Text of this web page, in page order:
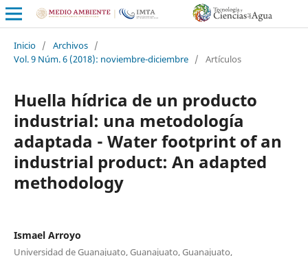
Inicio / Archivos /
Vol. 9 Núm. 6 (2018): noviembre-diciembre / Artículos
Huella hídrica de un producto
industrial: una metodología
adaptada - Water footprint of an
industrial product: An adapted
methodology
Ismael Arroyo
Universidad de Guanajuato, Guanajuato, Guanajuato,